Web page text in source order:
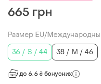
665 грн
Размер EU/
36 / S / 44
38 / M / 46
до 6.6 ₴ бонусних